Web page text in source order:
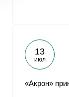
13
июл
«Акрон»